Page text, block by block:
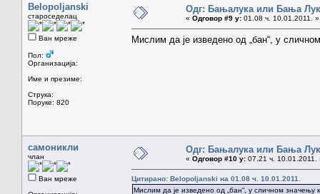
Belopoljanski
староседелац
Ван мреже
Пол:
Организација:
Име и презиме:
Струка:
Поруке: 820
Одг: Бањалука или Бања
« Одговор #9 у: 01.08 ч. 10.01.2011. »
Мислим да је изведено од „бан“, у
самоникли
члан
Ван мреже
Одг: Бањалука или Бања
« Одговор #10 у: 07.21 ч. 10.01.2011.
Цитирано: Belopoljanski на 01.08 ч. 10.01.2011.
Мислим да је изведено од „бан“, у сличном значењу